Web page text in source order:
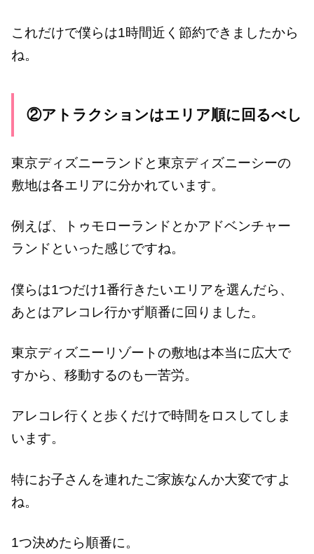
これだけで僕らは1時間近く節約できましたから
ね。
②アトラクションはエリア順に回るべし
東京ディズニーランドと東京ディズニーシーの
敷地は各エリアに分かれています。
例えば、トゥモローランドとかアドベンチャー
ランドといった感じですね。
僕らは1つだけ1番行きたいエリアを選んだら、
あとはアレコレ行かず順番に回りました。
東京ディズニーリゾートの敷地は本当に広大で
すから、移動するのも一苦労。
アレコレ行くと歩くだけで時間をロスしてしま
います。
特にお子さんを連れたご家族なんか大変ですよ
ね。
1つ決めたら順番に。